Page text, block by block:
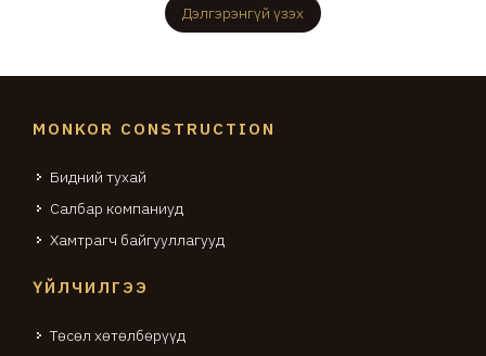
Дэлгэрэнгүй үзэх
MONKOR CONSTRUCTION
Бидний тухай
Салбар компаниуд
Хамтрагч байгууллагууд
ҮЙЛЧИЛГЭЭ
Төсөл хөтөлбөрүүд